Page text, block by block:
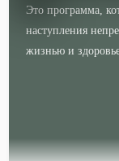
Это программа,
наступления
жизнью и